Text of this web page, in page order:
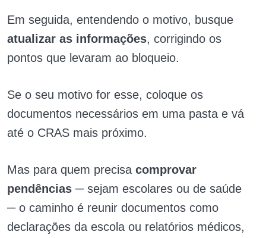
Em seguida, entendendo o motivo, busque
atualizar as informações, corrigindo os
pontos que levaram ao bloqueio.
Se o seu motivo for esse, coloque os
documentos necessários em uma pasta e vá
até o CRAS mais próximo.
Mas para quem precisa comprovar
pendências ─ sejam escolares ou de saúde
─ o caminho é reunir documentos como
declarações da escola ou relatórios médicos,